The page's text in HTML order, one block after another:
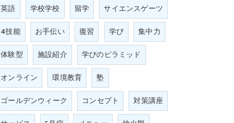
英語
学校学校 留学
サイエンスゲーツ
4技能
お手伝い 復習 学び
集中力
体験型
施設紹介
学びのピラミッド
オンライン
環境教育
塾
ゴールデンウィーク
コンセプト
対策講座